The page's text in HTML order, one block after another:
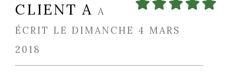
CLIENT A A
ÉCRIT LE DIMANCHE 4 MARS
2018